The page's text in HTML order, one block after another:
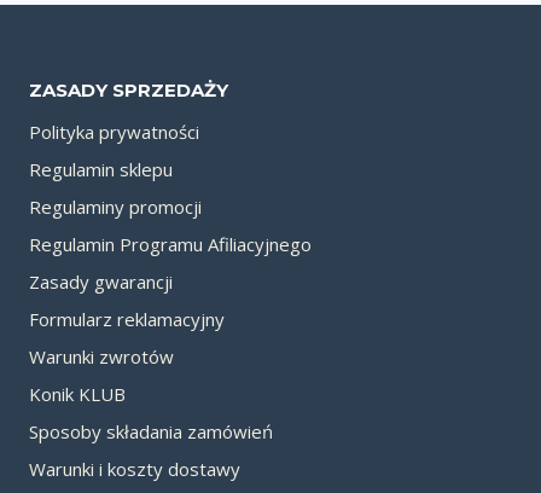
ZASADY SPRZEDAŻY
Polityka prywatności
Regulamin sklepu
Regulaminy promocji
Regulamin Programu Afiliacyjnego
Zasady gwarancji
Formularz reklamacyjny
Warunki zwrotów
Konik KLUB
Sposoby składania zamówień
Warunki i koszty dostawy